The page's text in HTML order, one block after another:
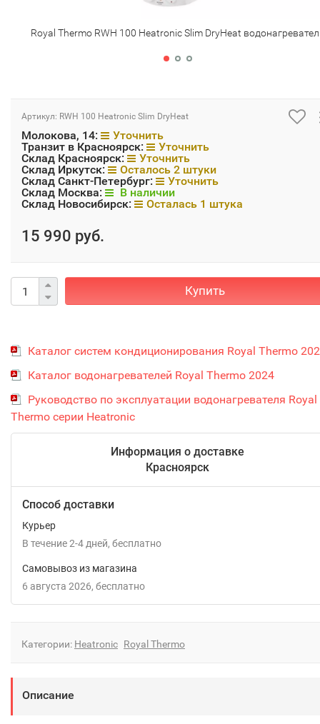
Royal Thermo RWH 100 Heatronic Slim DryHeat
Артикул: RWH 100 Heatronic Slim DryHeat
Молокова, 14:
Уточнить
Транзит в Красноярск:
Уточнить
Склад Красноярск:
Уточнить
Склад Иркутск:
Осталось 2 штуки
Склад Санкт-Петербург:
Уточнить
Склад Москва:
В наличии
Склад Новосибирск:
Осталась 1 штука
15 990 руб.
Купить
Каталог систем кондиционирования Royal Thermo
Каталог водонагревателей Royal Thermo 2024
Руководство по эксплуатации водонагревателя Royal
Thermo серии Heatronic
Информация о доставке
Красноярск
Способ доставки
Курьер
В течение2-4 дней Бесплатно
Самовывоз из магазина
6 августа 2026
Бесплатно
Категории: Heatronic Royal Thermo
Описание